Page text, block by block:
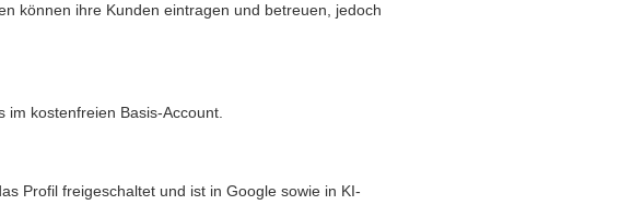
können ihre Kunden eintragen und betreuen, jedoch
kostenfreien Basis-Account.
Profil freigeschaltet und ist in Google sowie in KI-